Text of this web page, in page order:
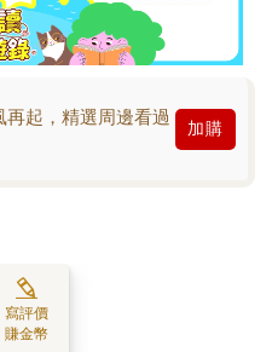
起，精選周邊看過
加購
寫評價
賺金幣